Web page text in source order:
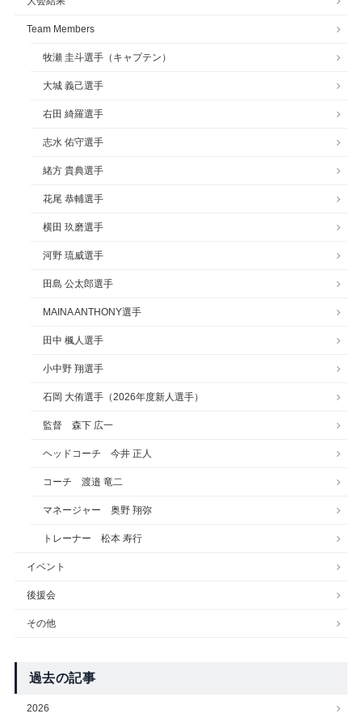
Team Members
牧瀬 圭斗選手（キャプテン）
大城 義己選手
右田 綺羅選手
志水 佑守選手
緒方 貴典選手
花尾 恭輔選手
横田 玖磨選手
河野 琉威選手
田島 公太郎選手
MAINA ANTHONY選手
田中 楓人選手
小中野 翔選手
石岡 大侑選手（2026年度新人選手）
監督 森下 広一
ヘッドコーチ 今井 正人
コーチ 渡邉 竜二
マネージャー 奥野 翔弥
トレーナー 松本 寿行
イベント
後援会
その他
過去の記事
2026